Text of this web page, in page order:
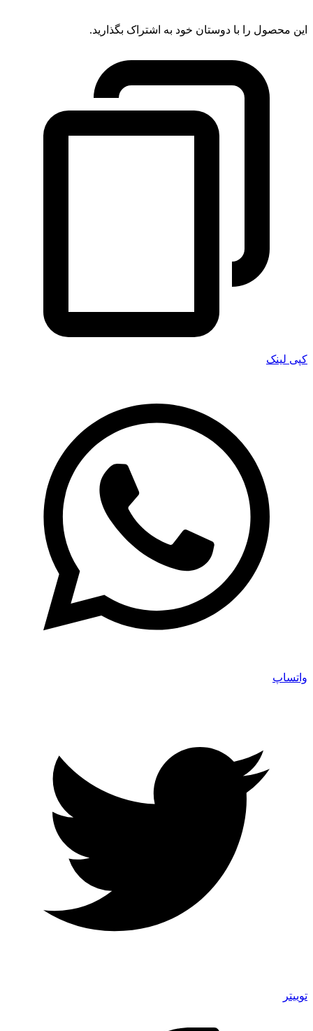
این محصول را با دوستان خود به اشتراک بگذارید.
کپی لینک
واتساپ
توییتر